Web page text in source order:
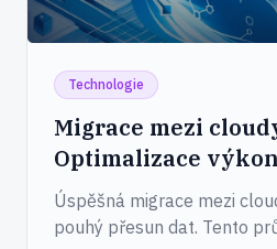
Technologie
Migrace mezi
Optimalizace
bezpečnosti
Úspěšná migrace mezi
pouhý přesun dat. Tento